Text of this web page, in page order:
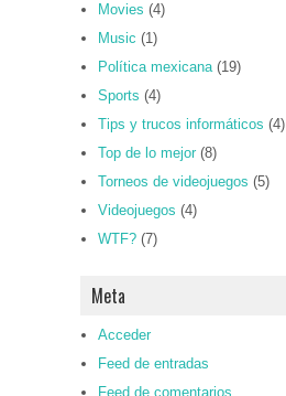
Movies (4)
Music (1)
Política mexicana(19)
Sports (4)
Tips y trucos informáticos (4)
Top de lo mejor (8)
Torneos de videojuegos (5)
Videojuegos (4)
WTF? (7)
Meta
Acceder
Feed de entradas
Feed de comentarios